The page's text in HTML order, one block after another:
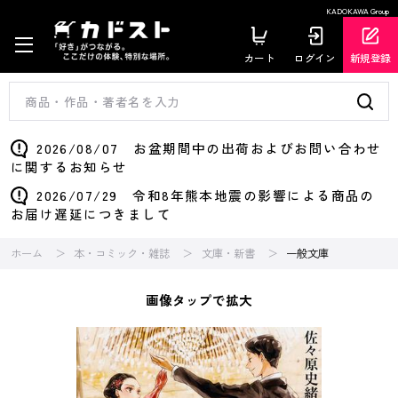
KADOKAWA Group
カート ログイン 新規登録
2026/08/07 お盆期間中の出荷およびお問い合わせ
に関するお知らせ
2026/07/29 令和8年熊本地震の影響による商品の
お届け遅延につきまして
ホーム 本・コミック・雑誌 文庫・新書 一般文庫
画像タップで拡大